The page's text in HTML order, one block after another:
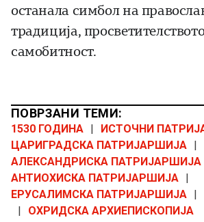
останала симбол на
традиција,
самобитност.
ПОВРЗАНИ ТЕМИ:
1530 ГОДИНА ИСТОЧНИ
ЦАРИГРАДСКА ПАТРИЈАРШИЈА
АЛЕКСАНДРИСКА ПАТРИЈАРШИЈА
АНТИОХИСКА ПАТРИЈАРШИЈА
ЕРУСАЛИМСКА ПАТРИЈАРШИЈА
ОХРИДСКА АРХИЕПИСКОПИЈА